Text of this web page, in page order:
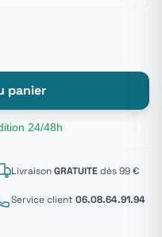
panier
24/48h
LivraisonGRATUITEdès 99 €
Service client 06.08.64.91.94